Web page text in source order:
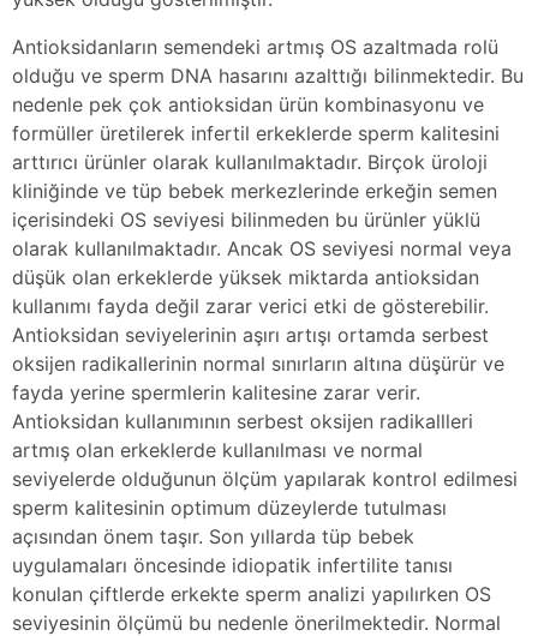
Antioksidanların semendeki artmış OS azaltmada rolü
olduğu ve sperm DNA hasarını azalttığı bilinmektedir. Bu
nedenle pek çok antioksidan ürün kombinasyonu ve
formüller üretilerek infertil erkeklerde sperm kalitesini
arttırıcı ürünler olarak kullanılmaktadır. Birçok üroloji
kliniğinde ve tüp bebek merkezlerinde erkeğin semen
içerisindeki OS seviyesi bilinmeden bu ürünler yüklü
olarak kullanılmaktadır. Ancak OS seviyesi normal veya
düşük olan erkeklerde yüksek miktarda antioksidan
kullanımı fayda değil zarar verici etki de gösterebilir.
Antioksidan seviyelerinin aşırı artışı ortamda serbest
oksijen radikallerinin normal sınırların altına düşürür ve
fayda yerine spermlerin kalitesine zarar verir.
Antioksidan kullanımının serbest oksijen radikallleri
artmış olan erkeklerde kullanılması ve normal
seviyelerde olduğunun ölçüm yapılarak kontrol edilmesi
sperm kalitesinin optimum düzeylerde tutulması
açısından önem taşır. Son yıllarda tüp bebek
uygulamaları öncesinde idiopatik infertilite tanısı
konulan çiftlerde erkekte sperm analizi yapılırken OS
seviyesinin ölçümü bu nedenle önerilmektedir. Normal